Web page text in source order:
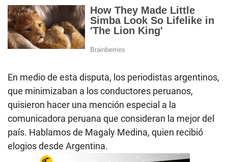
En medio de esta disputa, los periodistas argentinos,
que minimizaban a los conductores peruanos,
quisieron hacer una mención especial a la
comunicadora peruana que consideran la mejor del
país. Hablamos de Magaly Medina, quien recibió
elogios desde Argentina.